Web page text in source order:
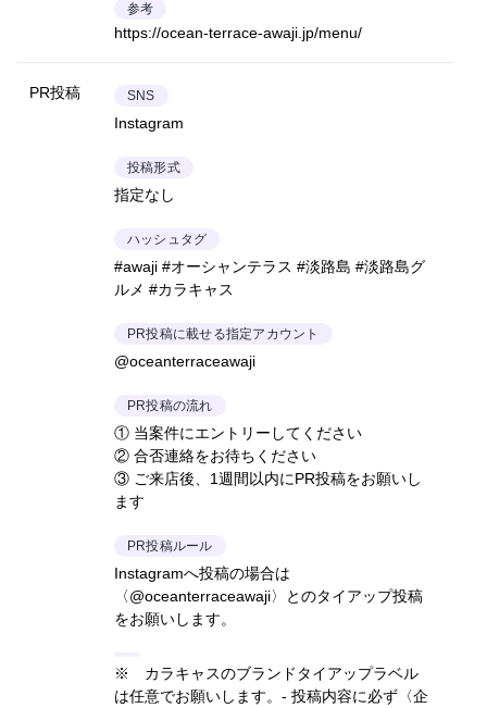
参考
https://ocean-terrace-awaji.jp/menu/
PR投稿 SNS
Instagram
投稿形式
指定なし
ハッシュタグ
#awaji #オーシャンテラス #淡路島 #淡路島グ
ルメ #カラキャス
PR投稿に載せる指定アカウント
@oceanterraceawaji
PR投稿の流れ
① 当案件にエントリーしてください
② 合否連絡をお待ちください
③ ご来店後、1週間以内にPR投稿をお願いし
ます
PR投稿ルール
Instagramへ投稿の場合は
〈@oceanterraceawaji〉とのタイアップ投稿
をお願いします。
※ カラキャスのブランドタイアップラベル
は任意でお願いします。- 投稿内容に必ず〈企